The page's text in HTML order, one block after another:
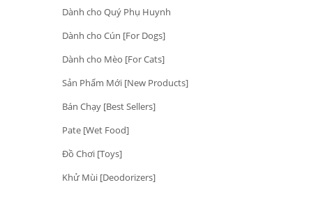
Dành cho Quý Phụ Huynh
Dành cho Cún [For Dogs]
Dành cho Mèo [For Cats]
Sản Phẩm Mới [New Products]
Bán Chạy [Best Sellers]
Pate [Wet Food]
Đồ Chơi [Toys]
Khử Mùi [Deodorizers]